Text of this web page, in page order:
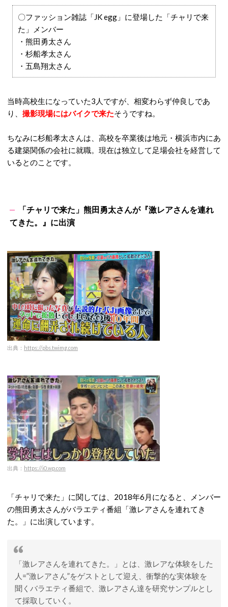
〇ファッション雑誌「JK egg」に登場した「チャリで来
た」メンバー
・熊田勇太さん
・杉船孝太さん
・五島翔太さん
当時高校生になっていた3人ですが、相変わらず仲良しであ
り、 撮影現場にはバイクで来たそうですね。
ちなみに杉船孝太さんは、高校を卒業後は地元・横浜市内にあ
る建築関係の会社に就職。現在は独立して足場会社を経営して
いるとのことです。
「チャリで来た」熊田勇太さんが『激レアさんを連れ
てきた。』に出演
出典： https://pbs.twimg.com
出典： https://i0.wp.com
「チャリで来た」に関しては、2018年6月になると、メンバー
の熊田勇太さんがバラエティ番組「激レアさんを連れてき
た。」に出演しています。
「激レアさんを連れてきた。」とは、激レアな体験をした
人=”激レアさん”をゲストとして迎え、衝撃的な実体験を
聞くバラエティ番組で、激レアさん達を研究サンプルとし
て採取していく。